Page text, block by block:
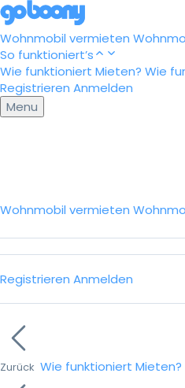
Wohnmobil vermieten
So funktioniert’s
Wie funktioniert Mieten? Wie
Registrieren Anmelden
Menu
Wohnmobil vermieten
Registrieren Anmelden
Zurück Wie funktioniert Mieten?